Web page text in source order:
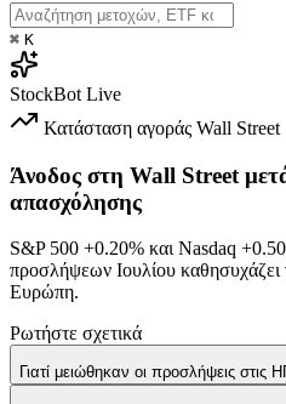
⌘ K
StockBot Live
Κατάσταση αγοράς Wall Street
Άνοδος στη Wall Street
απασχόλησης
S&P 500 +0.20% και Nasdaq
προσλήψεων Ιουλίου καθησυχάζει
Ευρώπη.
Ρωτήστε σχετικά
Γιατί μειώθηκαν οι προσλήψεις στις